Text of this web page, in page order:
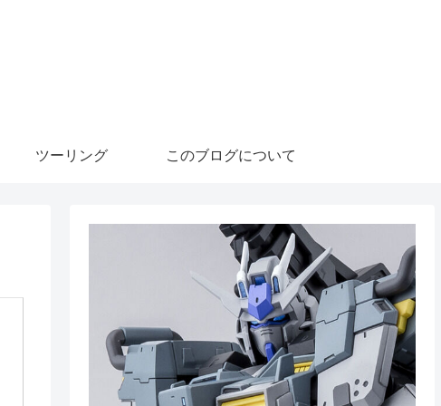
ツーリング このブログについて